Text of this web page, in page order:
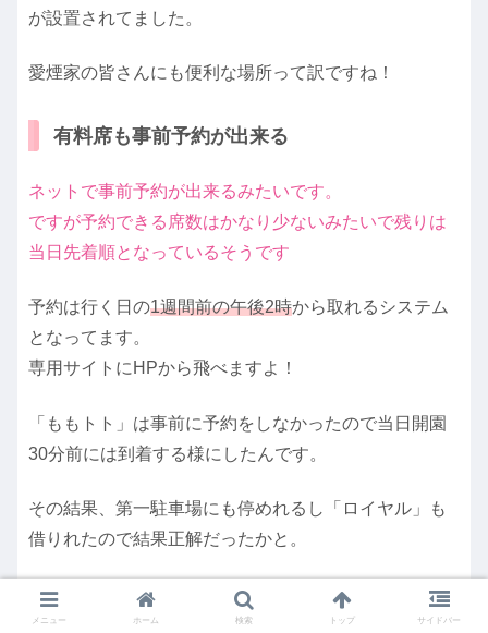
が設置されてました。
愛煙家の皆さんにも便利な場所って訳ですね！
有料席も事前予約が出来る
ネットで事前予約が出来るみたいです。
ですが予約できる席数はかなり少ないみたいで残りは
当日先着順となっているそうです
予約は行く日の1週間前の午後2時から取れるシステム
となってます。
専用サイトにHPから飛べますよ！
「ももトト」は事前に予約をしなかったので当日開園
30分前には到着する様にしたんです。
その結果、第一駐車場にも停めれるし「ロイヤル」も
借りれたので結果正解だったかと。
予約は 「アソビュー」 で取る事が出来ます
メニュー ホーム 検索 トップ サイドバー